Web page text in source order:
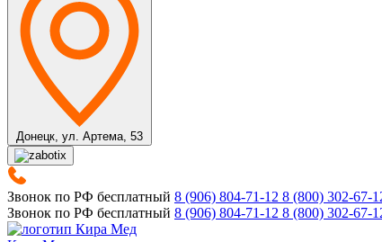
Донецк, ул. Артема, 53
Звонок по РФ бесплатный 8 (906) 804-71-12 8 (800) 302-67-
Звонок по РФ бесплатный 8 (906) 804-71-12 8 (800) 302-67-